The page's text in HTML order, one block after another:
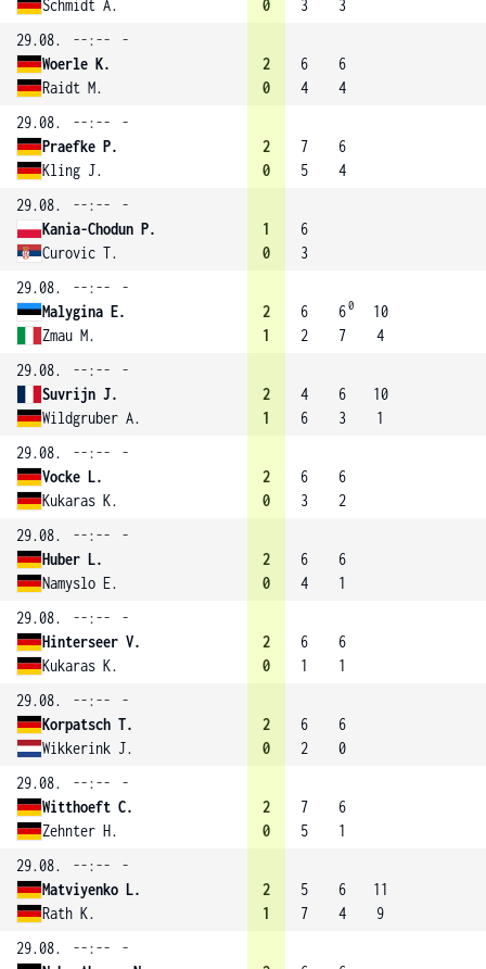
Schmidt A.
0
3
3
29.08.
--:--
-
Woerle K.
Raidt M.
2
0
6
4
6
4
29.08.
--:--
-
Praefke P.
Kling J.
2
0
7
5
6
4
29.08.
--:--
-
Kania-Chodun P.
Curovic T.
1
0
6
3
29.08.
--:--
-
Malygina E.
Zmau M.
2
1
6
2
60
7
10
4
29.08.
--:--
-
Suvrijn J.
Wildgruber A.
2
1
4
6
6
3
10
1
29.08.
--:--
-
Vocke L.
Kukaras K.
2
0
6
3
6
2
29.08.
--:--
-
Huber L.
Namyslo E.
2
0
6
4
6
1
29.08.
--:--
-
Hinterseer V.
Kukaras K.
2
0
6
1
6
1
29.08.
--:--
-
Korpatsch T.
Wikkerink J.
2
0
6
2
6
0
29.08.
--:--
-
Witthoeft C.
Zehnter H.
2
0
7
5
6
1
29.08.
--:--
-
Matviyenko L.
Rath K.
2
1
5
7
6
4
11
9
29.08.
--:--
-